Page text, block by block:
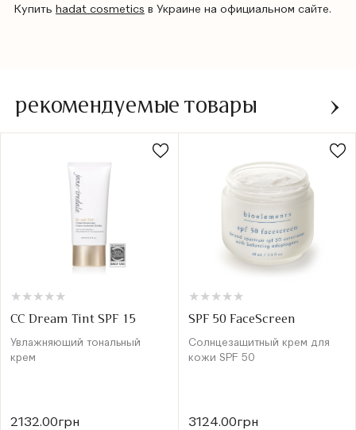
Купить hadat cosmetics в Украине на официальном сайте.
рекомендуемые товары
★
★ ★
★ ★
★ ★
★ ★
★
CC Dream Tint SPF 15
Увлажняющий тональный
крем
2132.00грн
★
★ ★
★ ★
★ ★
★ ★
★
SPF 50 FaceScreen
Солнцезащитный крем для
кожи SPF 50
3124.00грн